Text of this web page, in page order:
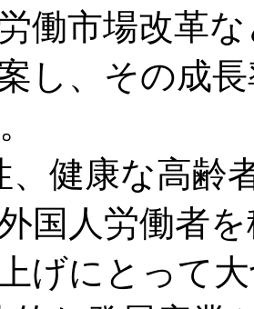
働市場改革
し、その成
、健康な高
国人労働者
げにとって